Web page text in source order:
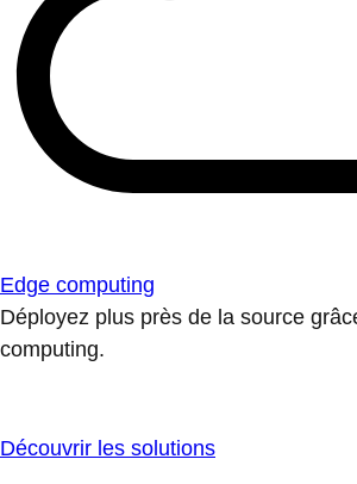
Edge computing
Déployez plus près de la source
computing.
Découvrir les solutions